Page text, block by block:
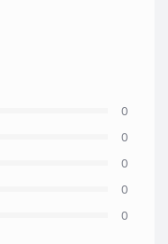
0
0
0
0
0